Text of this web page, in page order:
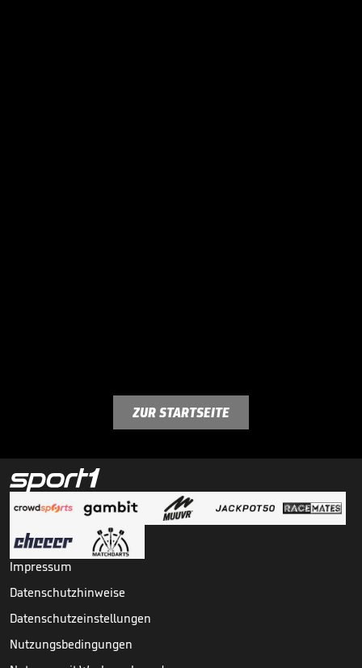
ZUR STARTSEITE
Impressum
Datenschutzhinweise
Datenschutzeinstellungen
Nutzungsbedingungen